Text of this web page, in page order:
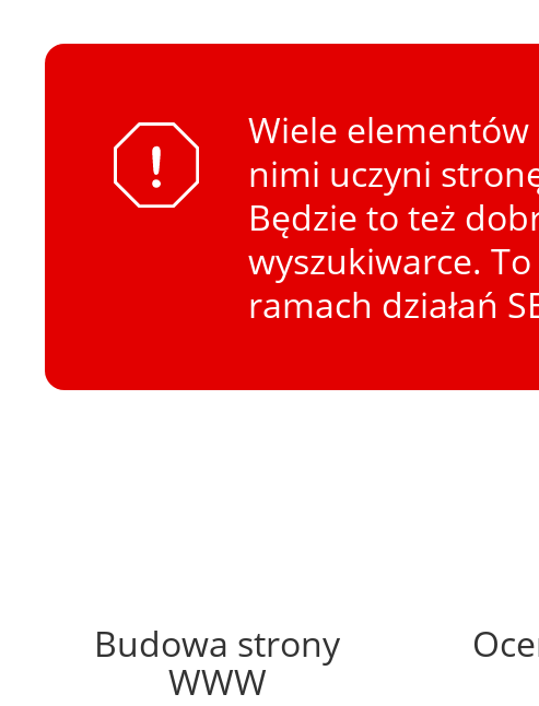
Wiele
nimi uczyni
Będzie to też
wyszukiwarce.
ramach działań
Budowa strony
WWW